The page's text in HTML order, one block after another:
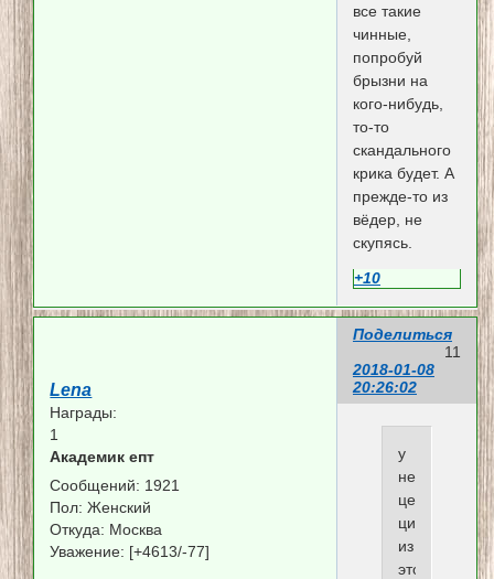
все такие
чинные,
попробуй
брызни на
кого-нибудь,
то-то
скандального
крика будет. А
прежде-то из
вёдер, не
скупясь.
+10
Поделиться
11
2018-01-08
20:26:02
Lena
Награды:
1
Академик епт
Сообщений: 1921
Пол: Женский
Откуда: Москва
Уважение: [+4613/-77]
у
него
целый
цикл
из
этой